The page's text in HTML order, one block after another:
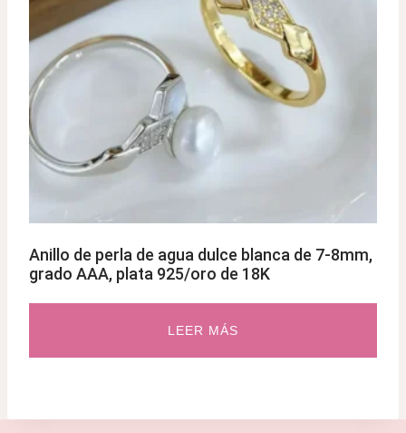
Anillo de perla de agua dulce blanca de 7-8mm,
grado AAA, plata 925/oro de 18K
LEER MÁS